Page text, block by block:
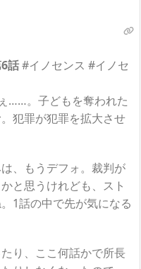
話#イノセンス #イノセ
……。子どもを奪われた
犯罪が犯罪を拡大させ
、もうデフォ。裁判が
と思うけれども、スト
1話の中で先が気になる
り、ここ何話かで所長